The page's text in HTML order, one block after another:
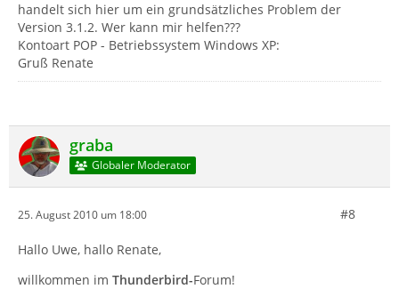
handelt sich hier um ein grundsätzliches Problem der
Version 3.1.2. Wer kann mir helfen???
Kontoart POP - Betriebssystem Windows XP:
Gruß Renate
graba
Globaler Moderator
25. August 2010 um 18:00 #8
Hallo Uwe, hallo Renate,
willkommen im Thunderbird-Forum!